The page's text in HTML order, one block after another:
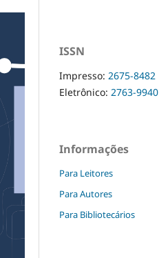
ISSN
Impresso: 2675-8482
Eletrônico: 2763-9940
Informações
Para Leitores
Para Autores
Para Bibliotecários